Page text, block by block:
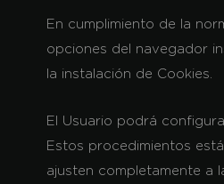
En cumplimiento de la
opciones del navegador
la instalación de Cookies.
El Usuario podrá
Estos procedimientos
ajusten completamente a